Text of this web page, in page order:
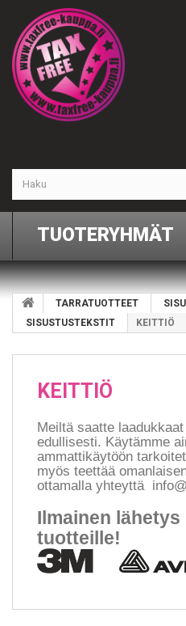
TUOTERYHMÄT
TARRATUOTTEET
SISUSTUSTEKSTIT
KEITTIÖ
KEITTIÖ
Meiltä saatte
edullisesti. Käytämme
ammattikäytöön
myös teettää
ottamalla yhteyttä
Ilmainen
tuotteille!